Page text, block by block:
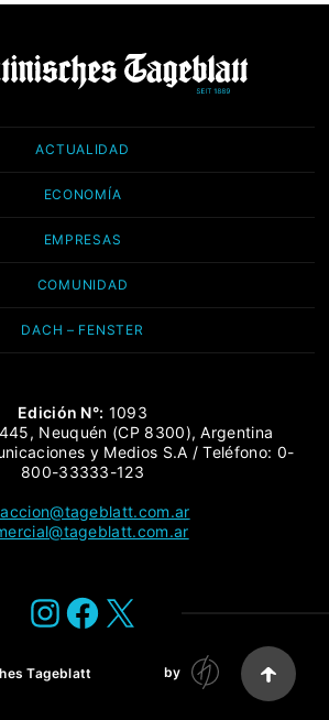
ACTUALIDAD
ECONOMÍA
EMPRESAS
COMUNIDAD
DACH – FENSTER
Edición N°: 1093
Neuquén (CP 8300), Argentina
y Medios S.A / Teléfono: 0-
800-33333-123
Instagram
Facebook
X
Tageblatt by